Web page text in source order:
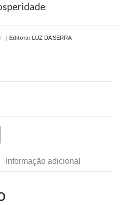
Editora: LUZ DA SERRA
Informação adicional